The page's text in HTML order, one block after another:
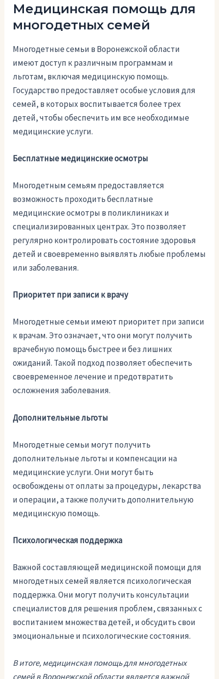
Медицинская помощь для
многодетных семей
Многодетные семьи в Воронежской области
имеют доступ к различным программам и
льготам, включая медицинскую помощь.
Государство предоставляет особые условия для
семей, в которых воспитывается более трех
детей, чтобы обеспечить им все необходимые
медицинские услуги.
Бесплатные медицинские осмотры
Многодетным семьям предоставляется
возможность проходить бесплатные
медицинские осмотры в поликлиниках и
специализированных центрах. Это позволяет
регулярно контролировать состояние здоровья
детей и своевременно выявлять любые проблемы
или заболевания.
Приоритет при записи к врачу
Многодетные семьи имеют приоритет при записи
к врачам. Это означает, что они могут получить
врачебную помощь быстрее и без лишних
ожиданий. Такой подход позволяет обеспечить
своевременное лечение и предотвратить
осложнения заболевания.
Дополнительные льготы
Многодетные семьи могут получить
дополнительные льготы и компенсации на
медицинские услуги. Они могут быть
освобождены от оплаты за процедуры, лекарства
и операции, а также получить дополнительную
медицинскую помощь.
Психологическая поддержка
Важной составляющей медицинской помощи для
многодетных семей является психологическая
поддержка. Они могут получить консультации
специалистов для решения проблем, связанных с
воспитанием множества детей, и обсудить свои
эмоциональные и психологические состояния.
В итоге, медицинская помощь для многодетных
семей в Воронежской области является важной